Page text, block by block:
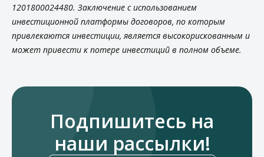
1201800024480. Заключение с использованием
инвестиционной платформы договоров, по которым
привлекаются инвестиции, является высокорискованным и
может привести к потере инвестиций в полном объеме.
Подпишитесь на
наши рассылки!